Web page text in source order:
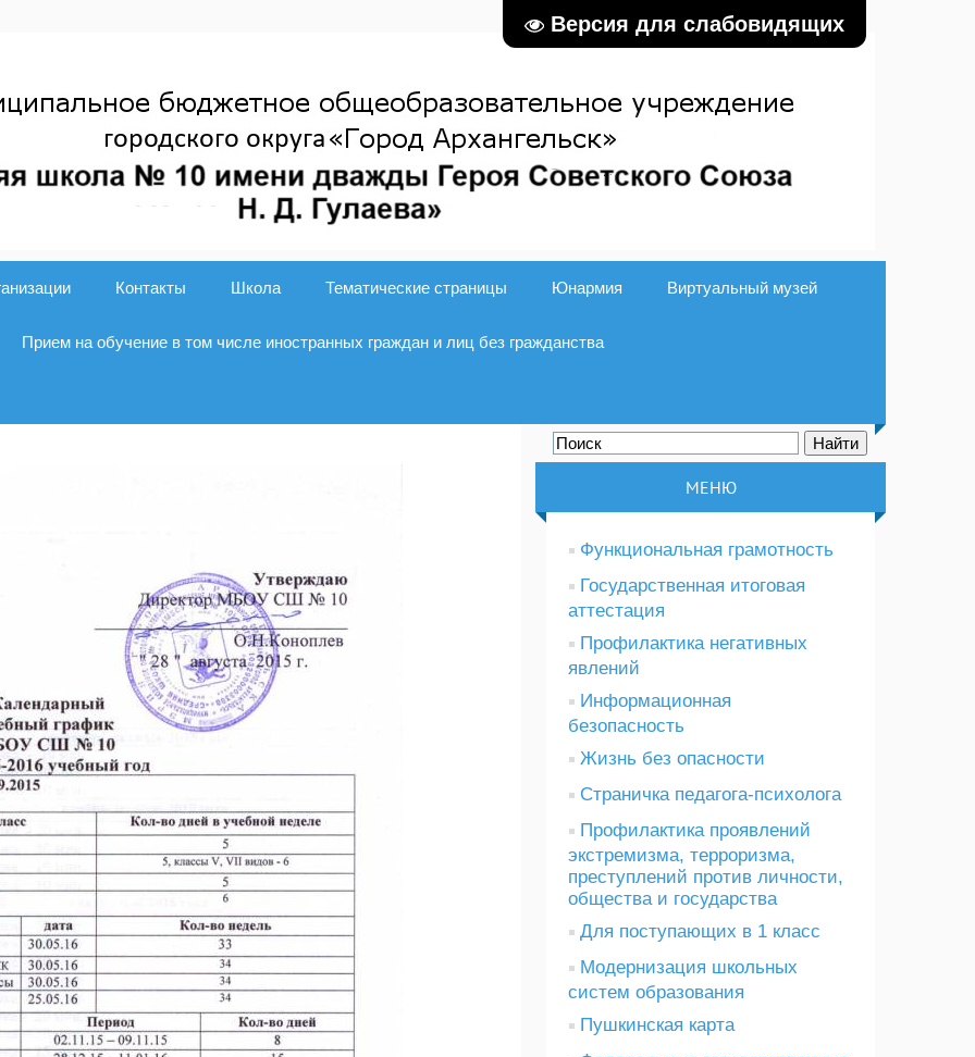
Версия для слабовидящих
Контакты Школа Тематические страницы Юнармия Виртуальный музей
Прием на обучение в том числе иностранных граждан и лиц без гражданства
МЕНЮ
Функциональная грамотность
Государственная итоговая
аттестация
Профилактика негативных
явлений
Информационная
безопасность
Жизнь без опасности
Страничка педагога-психолога
Профилактика проявлений
экстремизма, терроризма,
преступлений против личности,
общества и государства
Для поступающих в 1 класс
Модернизация школьных
систем образования
Пушкинская карта